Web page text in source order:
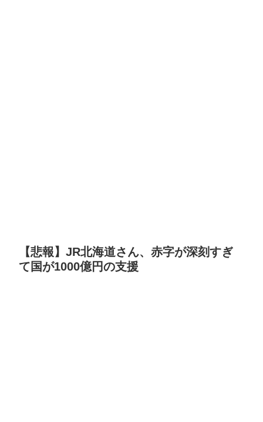
【悲報】JR北海道さん、赤字が深刻すぎ
て国が1000億円の支援